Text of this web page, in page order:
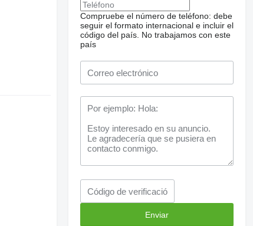
Compruebe el número de teléfono: debe
seguir el formato internacional e incluir el
código del país. No trabajamos con este
país